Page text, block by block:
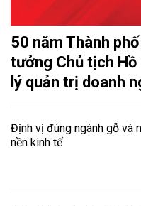
50 năm Thành
tưởng Chủ tịch
lý quản trị doanh
Định vị đúng ngành gỗ và
nền kinh tế